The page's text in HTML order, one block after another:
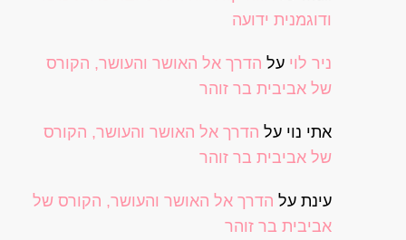
ודוגמנית ידועה
ניר לוי על הדרך אל האושר והעושר, הקורס
של אביבית בר זוהר
אתי נוי על הדרך אל האושר והעושר, הקורס
של אביבית בר זוהר
עינת על הדרך אל האושר והעושר, הקורס של
אביבית בר זוהר